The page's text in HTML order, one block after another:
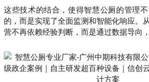
这些技术的结合，使得智慧公厕的管理
的，而是实现了全面监测和智能化响应。
营不再依赖经验判断，而是通过数据导向